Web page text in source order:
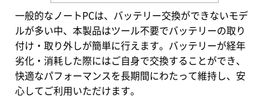
一般的なノートPCは、バッテリー交換ができないモデ
ルが多い中、本製品はツール不要でバッテリーの取り
付け・取り外しが簡単に行えます。バッテリーが経年
劣化・消耗した際にはご自身で交換することができ、
快適なパフォーマンスを長期間にわたって維持し、安
心してご利用いただけます。